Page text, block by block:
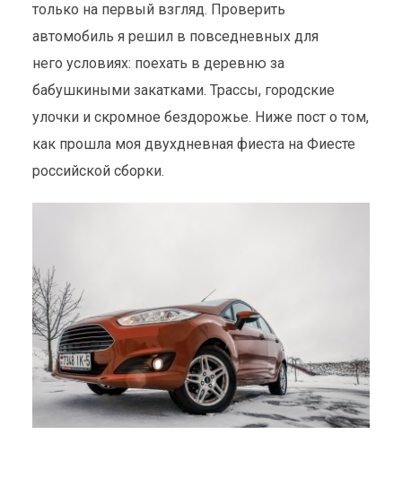
только на первый взгляд. Проверить
автомобиль я решил в повседневных для
него условиях: поехать в деревню за
бабушкиными закатками. Трассы, городские
улочки и скромное бездорожье. Ниже пост о том,
как прошла моя двухдневная фиеста на Фиесте
российской сборки.